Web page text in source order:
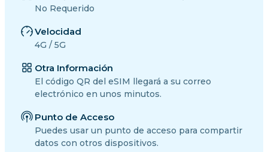
No Requerido
Velocidad
4G / 5G
Otra Información
El código QR del eSIM llegará a su correo
electrónico en unos minutos.
Punto de Acceso
Puedes usar un punto de acceso para compartir
datos con otros dispositivos.